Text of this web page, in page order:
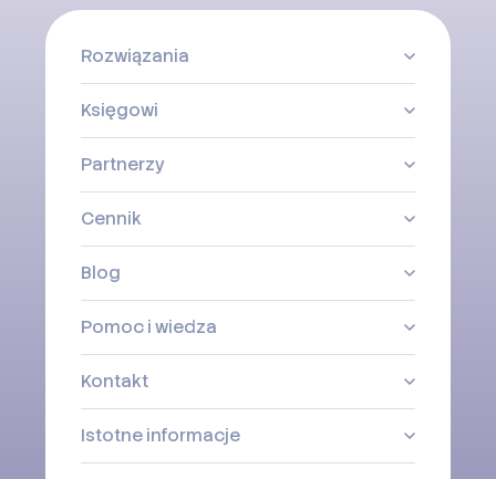
Rozwiązania
Księgowi
Partnerzy
Cennik
Blog
Pomoc i wiedza
Kontakt
Istotne informacje